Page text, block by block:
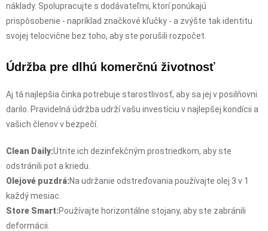
náklady. Spolupracujte s dodávateľmi, ktorí ponúkajú
prispôsobenie - napríklad značkové kľučky - a zvýšte tak identitu
svojej telocvične bez toho, aby ste porušili rozpočet.
Údržba pre dlhú komerčnú životnosť
Aj tá najlepšia činka potrebuje starostlivosť, aby sa jej v posilňovni
darilo. Pravidelná údržba udrží vašu investíciu v najlepšej kondícii a
vašich členov v bezpečí.
Clean Daily:Utrite ich dezinfekčným prostriedkom, aby ste
odstránili pot a kriedu.
Olejové puzdrá:Na udržanie odstreďovania používajte olej 3 v 1
každý mesiac.
Store Smart:Používajte horizontálne stojany, aby ste zabránili
deformácii.